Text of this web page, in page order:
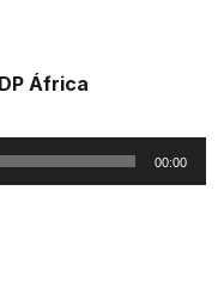
África
00:00